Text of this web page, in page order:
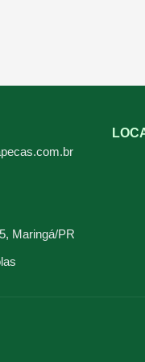
Maringá/PR